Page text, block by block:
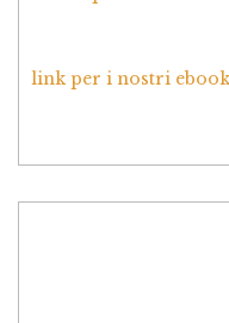
link per i nostri ebook